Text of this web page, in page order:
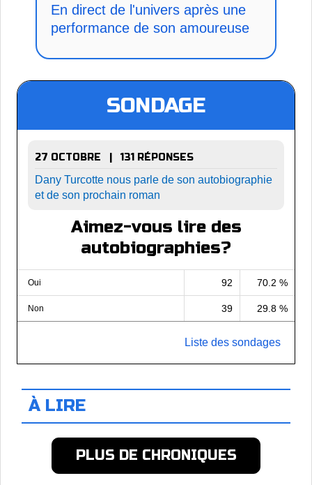
En direct de l'univers après une
performance de son amoureuse
SONDAGE
27 OCTOBRE | 131 RÉPONSES
Dany Turcotte nous parle de son autobiographie
et de son prochain roman
Aimez-vous lire des
autobiographies?
Oui 92 70.2 %
Non 39 29.8 %
Liste des sondages
À LIRE
PLUS DE CHRONIQUES